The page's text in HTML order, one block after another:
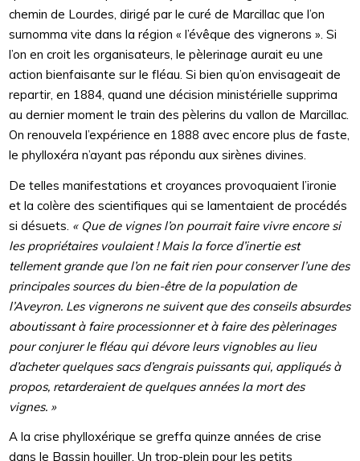
chemin de Lourdes, dirigé par le curé de Marcillac que l’on
surnomma vite dans la région « l’évêque des vignerons ». Si
l’on en croit les organisateurs, le pèlerinage aurait eu une
action bienfaisante sur le fléau. Si bien qu’on envisageait de
repartir, en 1884, quand une décision ministérielle supprima
au dernier moment le train des pèlerins du vallon de Marcillac.
On renouvela l’expérience en 1888 avec encore plus de faste,
le phylloxéra n’ayant pas répondu aux sirènes divines.
De telles manifestations et croyances provoquaient l’ironie
et la colère des scientifiques qui se lamentaient de procédés
si désuets. « Que de vignes l’on pourrait faire vivre encore si
les propriétaires voulaient ! Mais la force d’inertie est
tellement grande que l’on ne fait rien pour conserver l’une des
principales sources du bien-être de la population de
l’Aveyron. Les vignerons ne suivent que des conseils absurdes
aboutissant à faire processionner et à faire des pèlerinages
pour conjurer le fléau qui dévore leurs vignobles au lieu
d’acheter quelques sacs d’engrais puissants qui, appliqués à
propos, retarderaient de quelques années la mort des
vignes. »
A la crise phylloxérique se greffa quinze années de crise
dans le Bassin houiller. Un trop-plein pour les petits